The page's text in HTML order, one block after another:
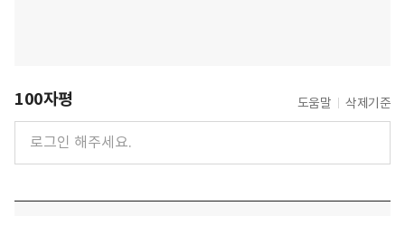
100자평 도움말 삭제기준